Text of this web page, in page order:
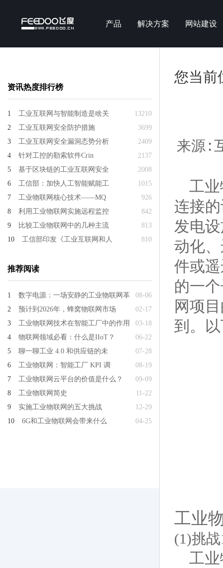
产品 解决方案 网站建设
资讯热度排行榜
13210
1
工业互联网与智能制造是啥关
3699
2
工业互联网安全防护措施
2409
3
工业互联网安全漏洞态势分析
2137
4
针对工控的勒索软件Crin
2008
5
基于区块链的工业互联网安全
1015
6
工信部：加快人工智能赋能工
926
7
工业物联网核心技术——MQ
842
8
利用工业物联网实施远程监控
813
9
比较工业物联网中的几种主流
810
10 工信部印发《工业互联网和人
推荐阅读
08-06
1
数字电源：一场安静的工业物联网革
02-17
2
预计到2026年，蜂窝物联网市场
03-18
3
工业物联网技术在智能工厂中的作用
06-22
4
物联网领域必看：什么是IIoT？
07-28
5
聊一聊工业 4.0 和供应链的未
08-19
6
工业物联网：智能工厂 KPI 调
09-09
7
工业物联网云平台的价值是什么？
11-22
8
工业物联网简史
12-29
9
实施工业物联网的五大挑战
04-25
10 6G和工业物联网会带来什么
您当前
来源:
工
连接
发电
动化
件或
的一
网项
到。
工业
(1)挑
工